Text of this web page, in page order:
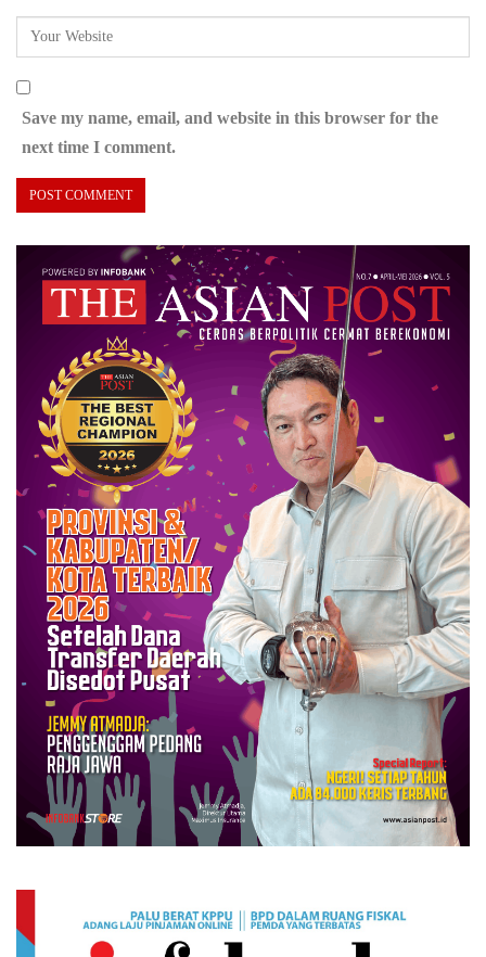
Save my name, email, and website in this browser for the
next time I comment.